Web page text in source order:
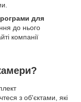
для
до нього
компанії
з об'єктами, які